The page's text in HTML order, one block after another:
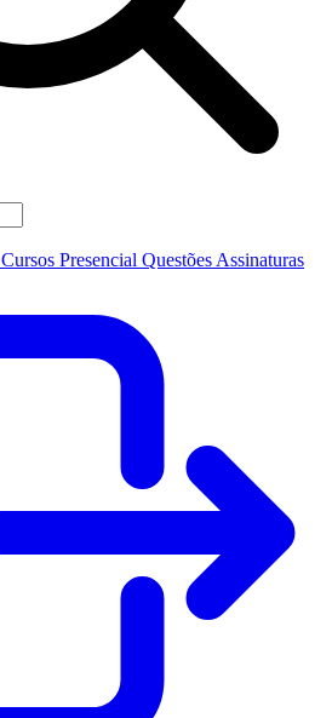
Cursos Presencial Questões Assinaturas